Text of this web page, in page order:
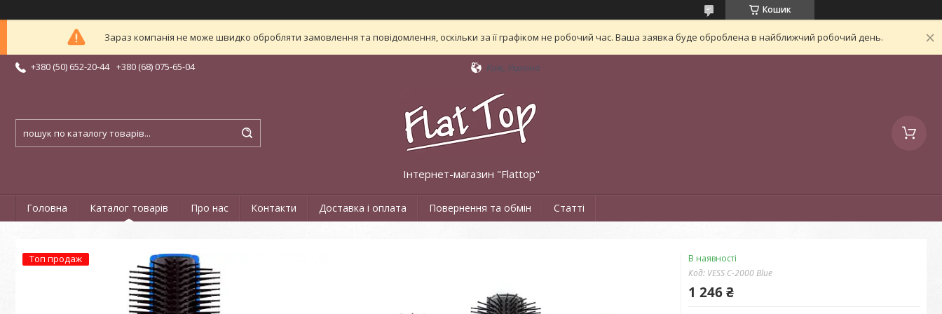
Кошик
Зараз компанія не може швидко обробляти замовлення та повідомлення, оскільки за її графіком не робочий час. Ваша заявка буде оброблена в найближчий робочий день.
+380 (50) 652-20-44 +380 (68) 075-65-04 Київ, Україна
Інтернет-магазин "Flattop"
Головна Каталог товарів Про нас Контакти Доставка і оплата Повернення та обмін Статті
Топ продаж
В наявності
Код: VESS C-2000 Blue
1 246 ₴